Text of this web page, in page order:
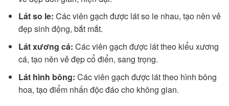
Lát so le: Các viên gạch được lát so le nhau, tạo nên vẻ
đẹp sinh động, bắt mắt.
Lát xương cá: Các viên gạch được lát theo kiểu xương
cá, tạo nên vẻ đẹp cổ điển, sang trọng.
Lát hình bông: Các viên gạch được lát theo hình bông
hoa, tạo điểm nhấn độc đáo cho không gian.